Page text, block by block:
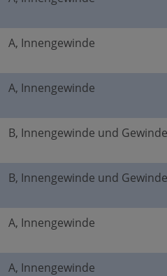
A, Innengewinde
A, Innengewinde
B, Innengewinde und
B, Innengewinde und
A, Innengewinde
A, Innengewinde